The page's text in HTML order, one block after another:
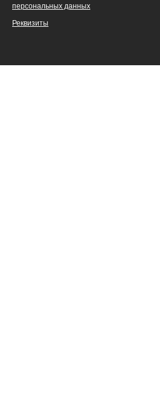
персональных данных
Реквизиты